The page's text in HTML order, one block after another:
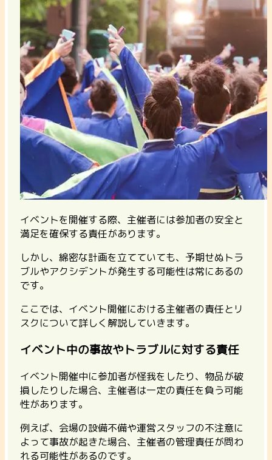
イベントを開催する際、主催者には参加者の安全と
満足を確保する責任があります。
しかし、綿密な計画を立てていても、予期せぬトラ
ブルやアクシデントが発生する可能性は常にあるの
です。
ここでは、イベント開催における主催者の責任とリ
スクについて詳しく解説していきます。
イベント中の事故やトラブルに対する責任
イベント開催中に参加者が怪我をしたり、物品が破
損したりした場合、主催者は一定の責任を負う可能
性があります。
例えば、会場の設備不備や運営スタッフの不注意に
よって事故が起きた場合、主催者の管理責任が問わ
れる可能性があるのです。